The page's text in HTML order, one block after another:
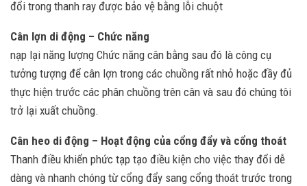
đổi trong thanh ray được bảo vệ bằng lỗi chuột
Cân lợn di động – Chức năng
nạp lại năng lượng Chức năng cân bằng sau đó là công cụ
tưởng tượng để cân lợn trong các chuồng rất nhỏ hoặc đầy đủ
thực hiện trước các phân chuồng trên cân và sau đó chúng tôi
trở lại xuất chuồng.
Cân heo di động – Hoạt động của cổng đẩy và cổng thoát
Thanh điều khiển phức tạp tạo điều kiện cho việc thay đổi dễ
dàng và nhanh chóng từ cổng đẩy sang cổng thoát trước trong